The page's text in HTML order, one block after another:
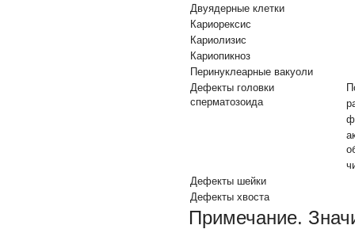
Двуядерные клетки
Кариорексис
Кариолизис
Кариопикноз
Перинуклеарные вакуоли
Дефекты головки
сперматозоида
Дефекты шейки
Дефекты хвоста
Примечание.